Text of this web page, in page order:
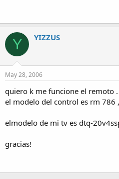
Y YIZZUS
May 28, 2006
quiero k me funcione el remoto .
el modelo del control es rm 786
elmodelo de mi tv es dtq-
gracias!